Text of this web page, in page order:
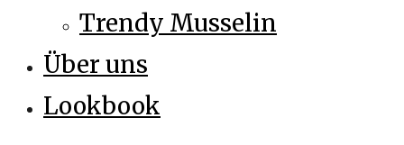
Trendy Musselin
Über uns
Lookbook